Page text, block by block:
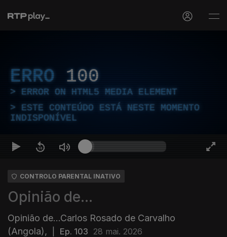
ERRO 100
ERROR ON HTML5 MEDIA ELEMENT
ESTE CONTEÚDO ESTÁ NESTE MOMENTO
INDISPONÍVEL
CONTROLO PARENTAL INATIVO
Opinião de...
Opinião de...Carlos Rosado de Carvalho
(Angola),
Ep. 103 28 mai. 2026